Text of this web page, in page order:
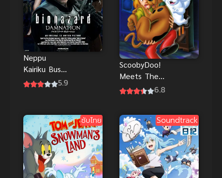
Neppu
Kairiku Bushi
Road ซับไทย
5.9
ScoobyDoo!
Meets The
Boo Brothers
พากย์ไทย
6.8
ซับไทย Soundtrack